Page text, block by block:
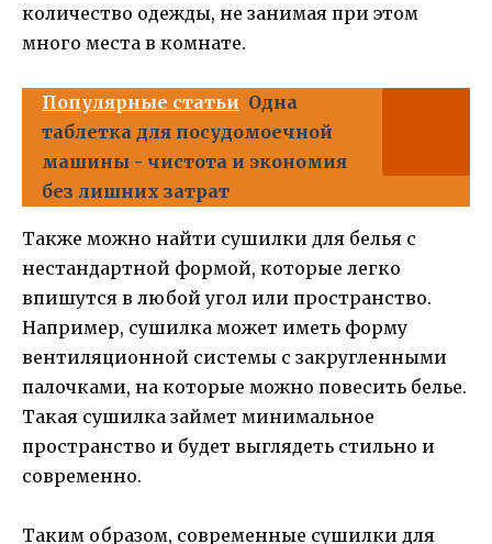
количество одежды, не занимая при этом
много места в комнате.
Популярные статьи Одна
таблетка для посудомоечной
машины - чистота и экономия
без лишних затрат
Также можно найти сушилки для белья с
нестандартной формой, которые легко
впишутся в любой угол или пространство.
Например, сушилка может иметь форму
вентиляционной системы с закругленными
палочками, на которые можно повесить белье.
Такая сушилка займет минимальное
пространство и будет выглядеть стильно и
современно.
Таким образом, современные сушилки для